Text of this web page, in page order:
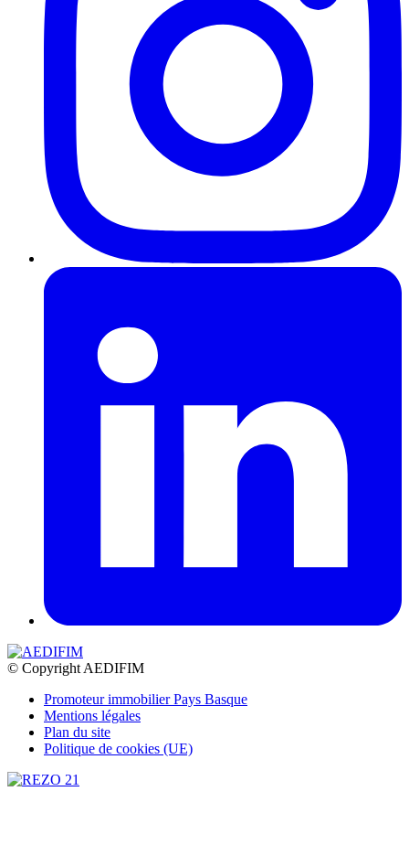
© Copyright AEDIFIM
Promoteur immobilier Pays Basque
Mentions légales
Plan du site
Politique de cookies (UE)